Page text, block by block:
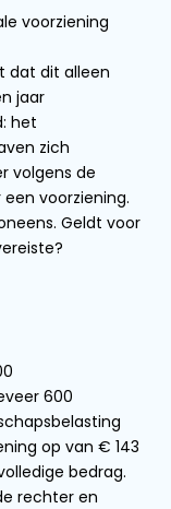
voorziening
dat dit alleen
jaar
het
zich
volgens de
voorziening.
Geldt voor
600
op van € 143
bedrag.
rechter en